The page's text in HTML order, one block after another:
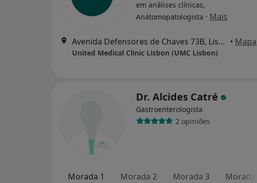
em análises clínicas,
Anátomopatologista · Mais
Avenida Defensores de Chaves 73B, Lisboa • Mapa
United Medical Clinic Lisbon (UMC Lisbon)
Dr. Alcides Catré
Gastroenterologista
2 opiniões
Morada 1 Morada 2 Morada 3 Morada 4